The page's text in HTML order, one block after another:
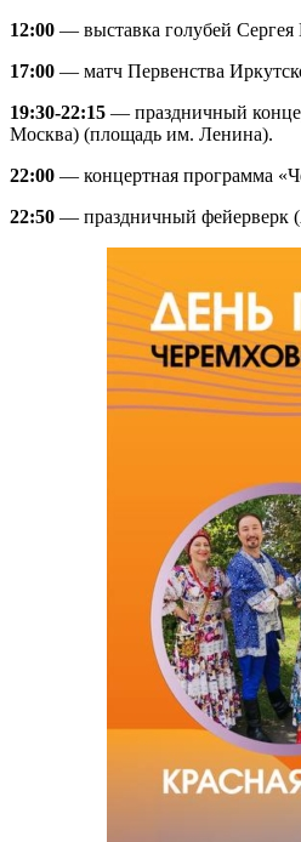
12:00 — выставка голубей
17:00 — матч Первенства
19:30-22:15 — праздничный
Москва) (площадь им. Ленина).
22:00 — концертная программа
22:50 — праздничный фейерверк